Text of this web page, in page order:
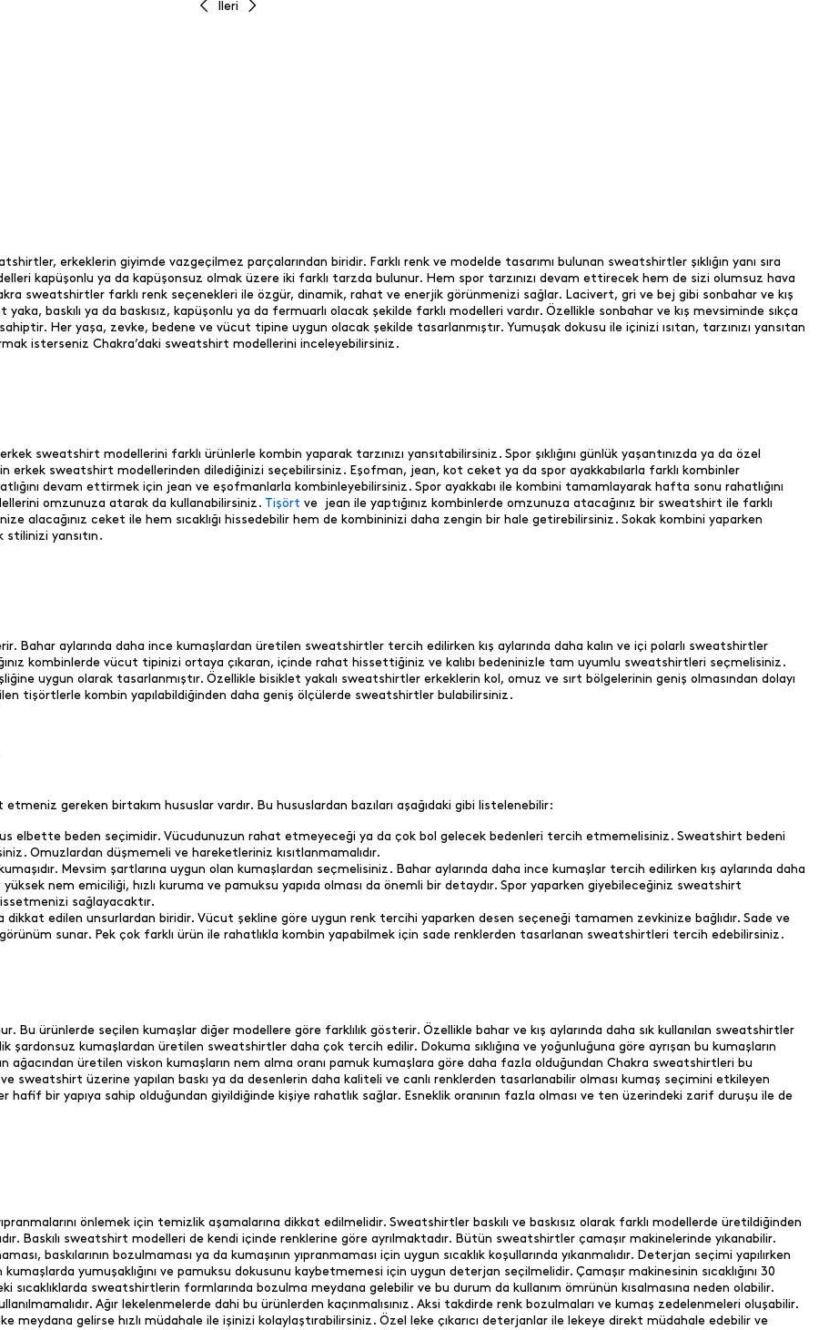
İleri
erkeklerin giyimde vazgeçilmez parçalarından biridir. Farklı renk ve modelde tasarımı bulunan sweatshirtler şıklığın yanı sıra
kapüşonlu ya da kapüşonsuz olmak üzere iki farklı tarzda bulunur. Hem spor tarzınızı devam ettirecek hem de sizi olumsuz hava
sweatshirtler farklı renk seçenekleri ile özgür, dinamik, rahat ve enerjik görünmenizi sağlar. Lacivert, gri ve bej gibi sonbahar ve kış
baskılı ya da baskısız, kapüşonlu ya da fermuarlı olacak şekilde farklı modelleri vardır. Özellikle sonbahar ve kış mevsiminde sıkça
Her yaşa, zevke, bedene ve vücut tipine uygun olacak şekilde tasarlanmıştır. Yumuşak dokusu ile içinizi ısıtan, tarzınızı yansıtan
isterseniz Chakra’daki sweatshirt modellerini inceleyebilirsiniz.
sweatshirt modellerini farklı ürünlerle kombin yaparak tarzınızı yansıtabilirsiniz. Spor şıklığını günlük yaşantınızda ya da özel
erkek sweatshirt modellerinden dilediğinizi seçebilirsiniz. Eşofman, jean, kot ceket ya da spor ayakkabılarla farklı kombinler
devam ettirmek için jean ve eşofmanlarla kombinleyebilirsiniz. Spor ayakkabı ile kombini tamamlayarak hafta sonu rahatlığını
omzunuza atarak da kullanabilirsiniz. Tişört ve jean ile yaptığınız kombinlerde omzunuza atacağınız bir sweatshirt ile farklı
alacağınız ceket ile hem sıcaklığı hissedebilir hem de kombininizi daha zengin bir hale getirebilirsiniz. Sokak kombini yaparken
yansıtın.
Bahar aylarında daha ince kumaşlardan üretilen sweatshirtler tercih edilirken kış aylarında daha kalın ve içi polarlı sweatshirtler
kombinlerde vücut tipinizi ortaya çıkaran, içinde rahat hissettiğiniz ve kalıbı bedeninizle tam uyumlu sweatshirtleri seçmelisiniz.
uygun olarak tasarlanmıştır. Özellikle bisiklet yakalı sweatshirtler erkeklerin kol, omuz ve sırt bölgelerinin geniş olmasından dolayı
tişörtlerle kombin yapılabildiğinden daha geniş ölçülerde sweatshirtler bulabilirsiniz.
gereken birtakım hususlar vardır. Bu hususlardan bazıları aşağıdaki gibi listelenebilir:
elbette beden seçimidir. Vücudunuzun rahat etmeyeceği ya da çok bol gelecek bedenleri tercih etmemelisiniz. Sweatshirt bedeni
Omuzlardan düşmemeli ve hareketleriniz kısıtlanmamalıdır.
Mevsim şartlarına uygun olan kumaşlardan seçmelisiniz. Bahar aylarında daha ince kumaşlar tercih edilirken kış aylarında daha
yüksek nem emiciliği, hızlı kuruma ve pamuksu yapıda olması da önemli bir detaydır. Spor yaparken giyebileceğiniz sweatshirt
sağlayacaktır.
dikkat edilen unsurlardan biridir. Vücut şekline göre uygun renk tercihi yaparken desen seçeneği tamamen zevkinize bağlıdır. Sade ve
sunar. Pek çok farklı ürün ile rahatlıkla kombin yapabilmek için sade renklerden tasarlanan sweatshirtleri tercih edebilirsiniz.
Bu ürünlerde seçilen kumaşlar diğer modellere göre farklılık gösterir. Özellikle bahar ve kış aylarında daha sık kullanılan sweatshirtler
şardonsuz kumaşlardan üretilen sweatshirtler daha çok tercih edilir. Dokuma sıklığına ve yoğunluğuna göre ayrışan bu kumaşların
ağacından üretilen viskon kumaşların nem alma oranı pamuk kumaşlara göre daha fazla olduğundan Chakra sweatshirtleri bu
sweatshirt üzerine yapılan baskı ya da desenlerin daha kaliteli ve canlı renklerden tasarlanabilir olması kumaş seçimini etkileyen
bir yapıya sahip olduğundan giyildiğinde kişiye rahatlık sağlar. Esneklik oranının fazla olması ve ten üzerindeki zarif duruşu ile de
önlemek için temizlik aşamalarına dikkat edilmelidir. Sweatshirtler baskılı ve baskısız olarak farklı modellerde üretildiğinden
Baskılı sweatshirt modelleri de kendi içinde renklerine göre ayrılmaktadır. Bütün sweatshirtler çamaşır makinelerinde yıkanabilir.
baskılarının bozulmaması ya da kumaşının yıpranmaması için uygun sıcaklık koşullarında yıkanmalıdır. Deterjan seçimi yapılırken
yumuşaklığını ve pamuksu dokusunu kaybetmemesi için uygun deterjan seçilmelidir. Çamaşır makinesinin sıcaklığını 30
sıcaklıklarda sweatshirtlerin formlarında bozulma meydana gelebilir ve bu durum da kullanım ömrünün kısalmasına neden olabilir.
Ağır lekelenmelerde dahi bu ürünlerden kaçınmalısınız. Aksi takdirde renk bozulmaları ve kumaş zedelenmeleri oluşabilir.
meydana gelirse hızlı müdahale ile işinizi kolaylaştırabilirsiniz. Özel leke çıkarıcı deterjanlar ile lekeye direkt müdahale edebilir ve